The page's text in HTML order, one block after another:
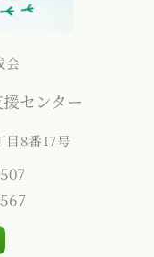
会
センター
目8番17号